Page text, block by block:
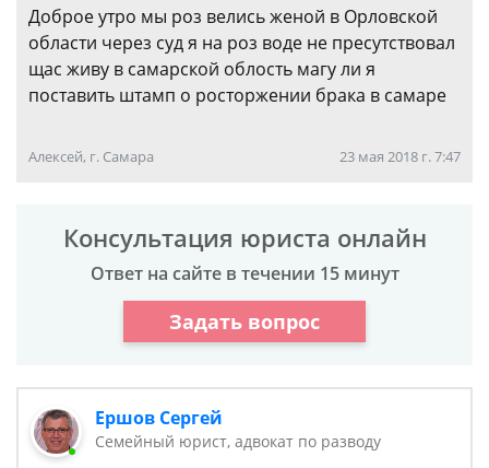
Доброе утро мы роз велись женой в Орловской
области через суд я на роз воде не пресутствовал
щас живу в самарской облость магу ли я
поставить штамп о росторжении брака в самаре
Алексей, г. Самара 23 мая 2018 г. 7:47
Консультация юриста онлайн
Ответ на сайте в течении 15 минут
Задать вопрос
Ершов Сергей
Семейный юрист, адвокат по разводу